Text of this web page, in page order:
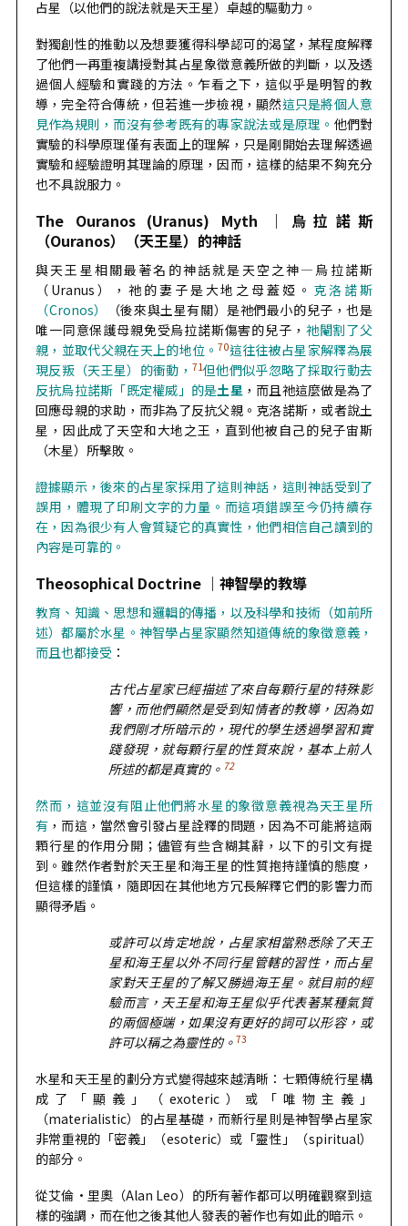
占星（以他們的說法就是天王星）卓越的驅動力。
對獨創性的推動以及想要獲得科學認可的渴望， 某程度解釋
了他們一再重複講授對其占星象徵意義所做的判斷，以及透
過個人經驗和實踐的方法。 乍看之下，這似乎是明智的教
導，完全符合傳統，但若進一步檢視，顯然這只是將個人意
見作為規則，而沒有參考既有的專家說法或是原理。 他們對
實驗的科學原理僅有表面上的理解， 只是剛開始去理解透過
實驗和經驗證明其理論的原理，因而，這樣的結果不夠充分
也不具說服力。
The Ouranos (Uranus) Myth ｜ 烏拉諾斯
（Ouranos）（天王星）的神話
與天王星相關最著名的神話就是天空之神—烏拉諾斯
（Uranus），祂的妻子是大地之母蓋婭。 克洛諾斯
（Cronos）
（後來與土星有關）是祂們最小的兒子，也是
唯一同意保護母親免受烏拉諾斯傷害的兒子， 祂閹割了父
親，並取代父親在天上的地位。70這往往被占星家解釋為展
現反叛（天王星）的衝動， 71但他們似乎忽略了採取行動去
反抗烏拉諾斯「既定權威」的是土星，而且祂這麼做是為了
回應母親的求助，而非為了反抗父親。克洛諾斯，或者說土
星，因此成了天空和大地之王，直到他被自己的兒子宙斯
（木星）所擊敗。
證據顯示，後來的占星家採用了這則神話，這則神話受到了
誤用，體現了印刷文字的力量。而這項錯誤至今仍持續存
在，因為很少有人會質疑它的真實性，他們相信自己讀到的
內容是可靠的。
Theosophical Doctrine ｜神智學的教導
教育、知識、思想和邏輯的傳播，以及科學和技術（如前所
述）都屬於水星。神智學占星家顯然知道傳統的象徵意義，
而且也都接受 ：
古代占星家已經描述了來自每顆行星的特殊影
響，而他們顯然是受到知情者的教導，因為如
我們剛才所暗示的，現代的學生透過學習和實
踐發現，就每顆行星的性質來說，基本上前人
所述的都是真實的。 72
然而，這並沒有阻止他們將水星的象徵意義視為天王星所
有 ，而這，當然會引發占星詮釋的問題，因為不可能將這兩
顆行星的作用分開；儘管有些含糊其辭，以下的引文有提
到。雖然作者對於天王星和海王星的性質抱持謹慎的態度，
但這樣的謹慎，隨即因在其他地方冗長解釋它們的影響力而
顯得矛盾。
或許可以肯定地說，占星家相當熟悉除了天王
星和海王星以外不同行星管轄的習性，而占星
家對天王星的了解又勝過海王星。就目前的經
驗而言，天王星和海王星似乎代表著某種氣質
的兩個極端，如果沒有更好的詞可以形容，或
許可以稱之為靈性的。 73
水星和天王星的劃分方式變得越來越清晰：七顆傳統行星構
成了「顯義」（exoteric）或「唯物主義」
（materialistic）的占星基礎，而新行星則是神智學占星家
非常重視的「密義」（esoteric）或「靈性」（spiritual）
的部分。
從艾倫·里奧（Alan Leo）的所有著作都可以明確觀察到這
樣的強調，而在他之後其他人發表的著作也有如此的暗示。